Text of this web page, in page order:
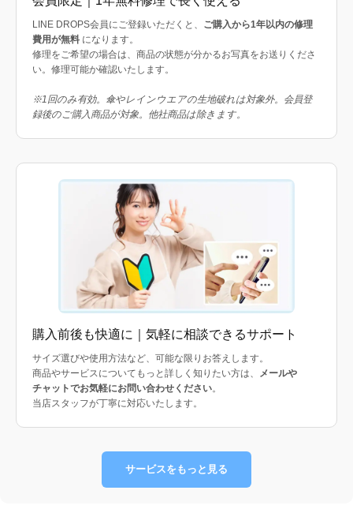
LINE DROPS会員にご登録いただくと、 ご購入から1年以内の修理
費用が無料 になります。
修理をご希望の場合は、商品の状態が分かるお写真をお送りくださ
い。修理可能か確認いたします。
※1回のみ有効。傘やレインウエアの生地破れは対象外。会員登
録後のご購入商品が対象。他社商品は除きます。
購入前後も快適に｜気軽に相談できるサポート
サイズ選びや使用方法など、可能な限りお答えします。
商品やサービスについてもっと詳しく知りたい方は、
メールや
チャットでお気軽にお問い合わせください。
当店スタッフが丁寧に対応いたします。
サービスをもっと見る